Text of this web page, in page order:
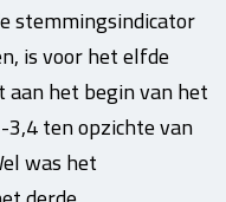
stemmingsindicator
is voor het elfde
het begin van het
ten opzichte van
was het